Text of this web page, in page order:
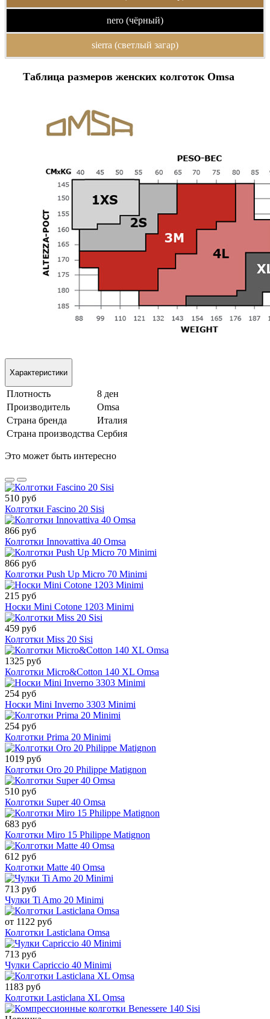
nero (чёрный)
sierra (светлый загар)
Таблица размеров женских колготок Omsa
Характеристики
Плотность
8 ден
Производитель
Omsa
Страна бренда
Италия
Страна производства Сербия
Это может быть интересно
510 руб
Колготки Fascino 20 Sisi
866 руб
Колготки Innovattiva 40 Omsa
866 руб
Колготки Push Up Micro 70 Minimi
215 руб
Носки Mini Cotone 1203 Minimi
459 руб
Колготки Miss 20 Sisi
1325 руб
Колготки Micro&Cotton 140 XL Omsa
254 руб
Носки Mini Inverno 3303 Minimi
254 руб
Колготки Prima 20 Minimi
1019 руб
Колготки Oro 20 Philippe Matignon
510 руб
Колготки Super 40 Omsa
683 руб
Колготки Miro 15 Philippe Matignon
612 руб
Колготки Matte 40 Omsa
713 руб
Чулки Ti Amo 20 Minimi
от 1122 руб
Колготки Lasticlana Omsa
713 руб
Чулки Capriccio 40 Minimi
1183 руб
Колготки Lasticlana XL Omsa